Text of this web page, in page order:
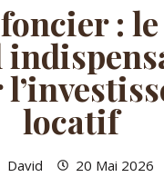
:
locatif
David 20 Mai 2026